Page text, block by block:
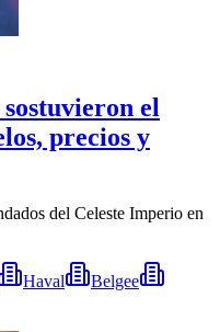
el
precios y
del Celeste Imperio en
Haval
Belgee